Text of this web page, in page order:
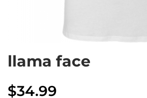
llama face
$34.99